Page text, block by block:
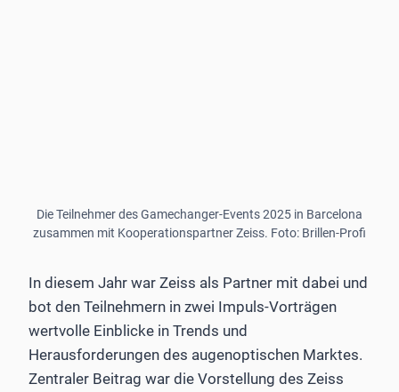
Die Teilnehmer des Gamechanger-Events 2025 in Barcelona
zusammen mit Kooperationspartner Zeiss. Foto: Brillen-Profi
In diesem Jahr war Zeiss als Partner mit dabei und
bot den Teilnehmern in zwei Impuls-Vorträgen
wertvolle Einblicke in Trends und
Herausforderungen des augenoptischen Marktes.
Zentraler Beitrag war die Vorstellung des Zeiss